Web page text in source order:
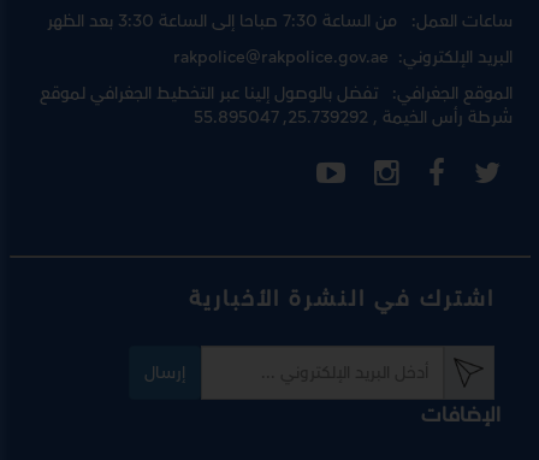
ساعات العمل: من الساعة 7:30 صباحا إلى الساعة 3:30 بعد الظهر
البريد الإلكتروني:rakpolice@rakpolice.gov.ae
الموقع الجغرافي: تفضل بالوصول إلينا عبرالتخطيط الجغرافي لموقع
شرطة رأس الخيمة, 25.739292, 55.895047
اشترك في النشرة الأخبارية
إرسال
الإضافات